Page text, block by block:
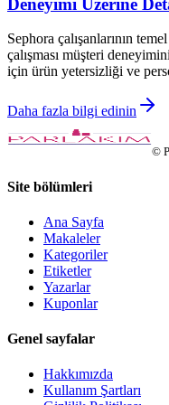
Sephora çalışanlarının
çalışması müşteri
için ürün yetersizliği ve
Daha fazla bilgi edinin
©
Site bölümleri
Ana Sayfa
Makaleler
Kategoriler
Etiketler
Yazarlar
Kuponlar
Genel sayfalar
Hakkımızda
Kullanım Şartları